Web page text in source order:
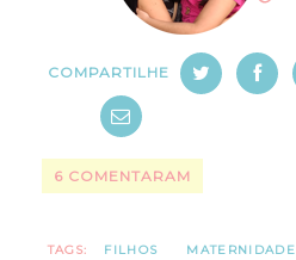
COMPARTILHE
6 COMENTARAM
TAGS: FILHOS MATERNIDADE